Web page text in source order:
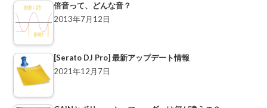
倍音って、どんな音？
2013年7月12日
[Serato DJ Pro] 最新アップデート情報
2021年12月7日